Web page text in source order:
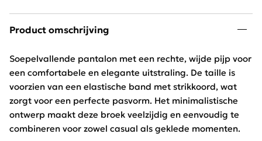
Product omschrijving
Soepelvallende pantalon met een rechte, wijde pijp voor
een comfortabele en elegante uitstraling. De taille is
voorzien van een elastische band met strikkoord, wat
zorgt voor een perfecte pasvorm. Het minimalistische
ontwerp maakt deze broek veelzijdig en eenvoudig te
combineren voor zowel casual als geklede momenten.